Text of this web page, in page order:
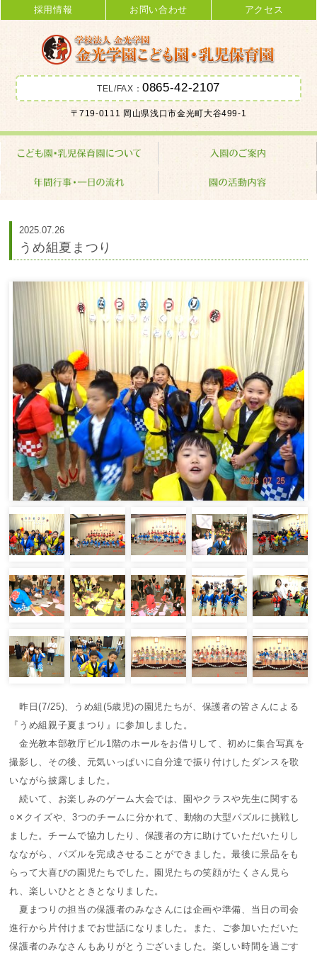
金光学園こども園･乳児保育園 学校
法人 金光学園
採用情報 お問い合わせ アクセス
TEL/FAX：0865-42-2107
〒719-0111 岡山県浅口市金光町大谷499-1
2025.07.26
うめ組夏まつり
昨日(7/25)、うめ組(5歳児)の園児たちが、保護者の皆さんによる
『うめ組親子夏まつり』に参加しました。
金光教本部教庁ビル1階のホールをお借りして、初めに集合写真を
撮影し、その後、元気いっぱいに自分達で振り付けしたダンスを歌
いながら披露しました。
続いて、お楽しみのゲーム大会では、園やクラスや先生に関する
○✕クイズや、3つのチームに分かれて、動物の大型パズルに挑戦し
ました。チームで協力したり、保護者の方に助けていただいたりし
なながら、パズルを完成させることができました。最後に景品をも
らって大喜びの園児たちでした。園児たちの笑顔がたくさん見ら
れ、楽しいひとときとなりました。
夏まつりの担当の保護者のみなさんには企画や準備、当日の司会
進行から片付けまでお世話になりました。また、ご参加いただいた
保護者のみなさんもありがとうございました。楽しい時間を過ごす